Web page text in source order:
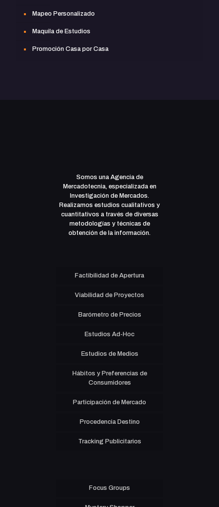
Mapeo Personalizado
Maquila de Estudios
Promoción Casa por Casa
Somos una Agencia de
Mercadotecnia, especializada en
Investigación de Mercados.
Realizamos estudios cualitativos y
cuantitativos a través de diversas
metodologías y técnicas de
obtención de la información.
Factibilidad de Apertura
Viabilidad de Proyectos
Barómetro de Precios
Estudios Ad-Hoc
Estudios de Medios
Hábitos y Preferencias de
Consumidores
Participación de Mercado
Procedencia Destino
Tracking Publicitarios
Focus Groups